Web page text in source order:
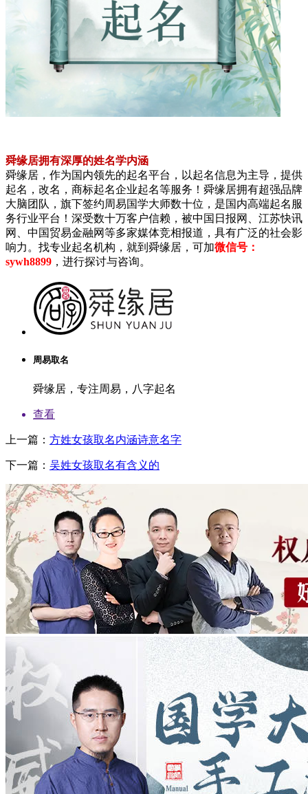
舜缘居拥有深厚的姓名学内涵
舜缘居，作为国内领先的起名平台，以起名信息为主导，提供
起名，改名，商标起名企业起名等服务！舜缘居拥有超强品牌
大脑团队，旗下签约周易国学大师数十位，是国内高端起名服
务行业平台！深受数十万客户信赖，被中国日报网、江苏快讯
网、中国贸易金融网等多家媒体竞相报道，具有广泛的社会影
响力。找专业起名机构，就到舜缘居，可加微信号：
sywh8899 ，进行探讨与咨询。
周易取名
舜缘居，专注周易，八字起名
查看
上一篇： 方姓女孩取名内涵诗意名字
下一篇： 吴姓女孩取名有含义的